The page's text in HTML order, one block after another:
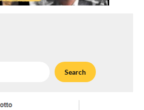
Search